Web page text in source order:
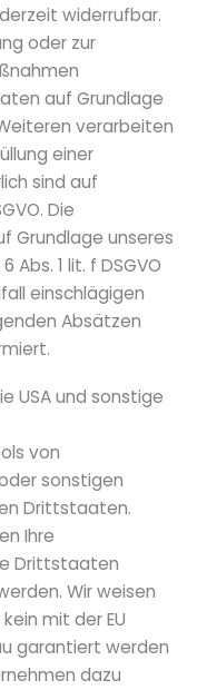
widerrufbar.
oder zur
auf Grundlage
verarbeiten
einer
sind auf
Die
Grundlage unseres
1 lit. f DSGVO
einschlägigen
Absätzen
USA und sonstige
von
sonstigen
Drittstaaten.
Ihre
Drittstaaten
Wir weisen
mit der EU
garantiert werden
dazu